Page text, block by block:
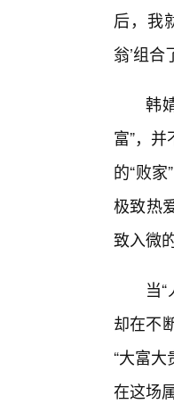
后，我
翁’组合
韩
富”，
的“败
极致热
致入微
当
却在不
“大富
在这场